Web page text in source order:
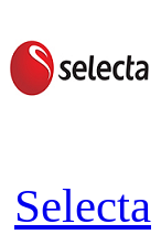
Selecta